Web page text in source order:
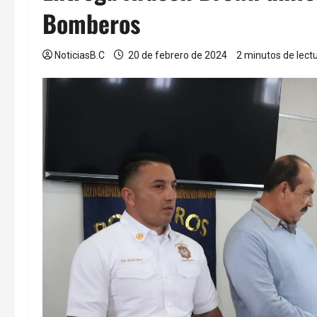
Bomberos
NoticiasB.C 20 de febrero de 2024 2 minutos de